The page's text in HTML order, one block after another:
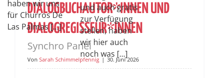
DIALOGBUCHAUTOR*INNEN UND
DIALOGREGISSEUR*INNEN
Synchro Panel
Von Sarah Schimmelpfennig | 30. Juni 2026
haben wir uns
für Churros De
Las Palmas [...]
und auch gratis
zur Verfügung
stellen, haben
wir hier auch
noch was [...]